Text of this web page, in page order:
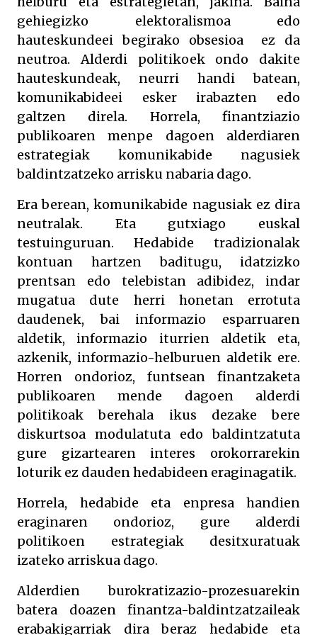
gehiegizko elektoralismoa edo
hauteskundeei begirako obsesioa ez da
neutroa. Alderdi politikoek ondo dakite
hauteskundeak, neurri handi batean,
komunikabideei esker irabazten edo
galtzen direla. Horrela, finantziazio
publikoaren menpe dagoen alderdiaren
estrategiak komunikabide nagusiek
baldintzatzeko arrisku nabaria dago.
Era berean, komunikabide nagusiak ez dira
neutralak. Eta gutxiago euskal
testuinguruan. Hedabide tradizionalak
kontuan hartzen baditugu, idatzizko
prentsan edo telebistan adibidez, indar
mugatua dute herri honetan errotuta
daudenek, bai informazio esparruaren
aldetik, informazio iturrien aldetik eta,
azkenik, informazio-helburuen aldetik ere.
Horren ondorioz, funtsean finantzaketa
publikoaren mende dagoen alderdi
politikoak berehala ikus dezake bere
diskurtsoa modulatuta edo baldintzatuta
gure gizartearen interes orokorrarekin
loturik ez dauden hedabideen eraginagatik.
Horrela, hedabide eta enpresa handien
eraginaren ondorioz, gure alderdi
politikoen estrategiak desitxuratuak
izateko arriskua dago.
Alderdien burokratizazio-prozesuarekin
batera doazen finantza-baldintzatzaileak
erabakigarriak dira beraz hedabide eta